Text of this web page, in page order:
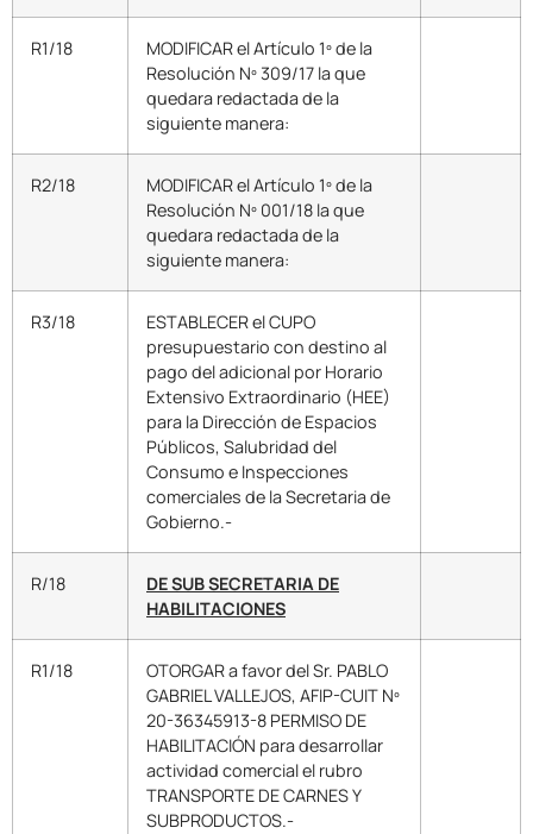
R1/18
MODIFICAR el Artículo 1º de la
Resolución Nº 309/17 la que
quedara redactada de la
siguiente manera:
R2/18
MODIFICAR el Artículo 1º de la
Resolución Nº 001/18 la que
quedara redactada de la
siguiente manera:
R3/18
ESTABLECER el CUPO
presupuestario con destino al
pago del adicional por Horario
Extensivo Extraordinario (HEE)
para la Dirección de Espacios
Públicos, Salubridad del
Consumo e Inspecciones
comerciales de la Secretaria de
Gobierno.-
R/18
DE SUB SECRETARIA DE
HABILITACIONES
R1/18
OTORGAR a favor del Sr. PABLO
GABRIEL VALLEJOS, AFIP-CUIT Nº
20-36345913-8 PERMISO DE
HABILITACIÓN para desarrollar
actividad comercial el rubro
TRANSPORTE DE CARNES Y
SUBPRODUCTOS.-